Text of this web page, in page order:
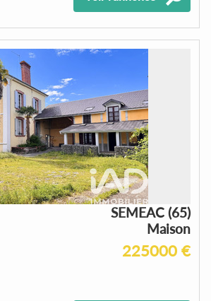
SEMEAC (65)
Maison
225000 €